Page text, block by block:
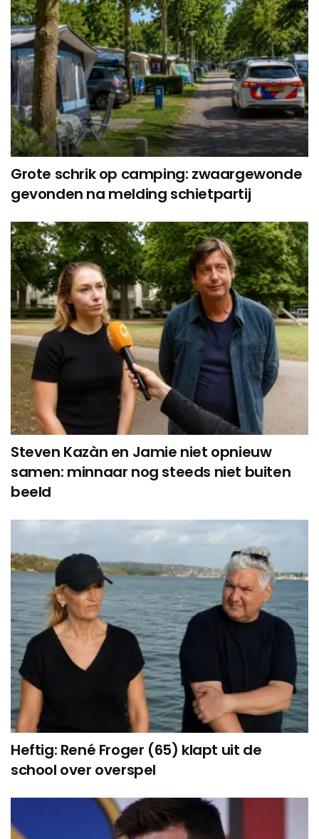
Grote schrik op camping: zwaargewonde
gevonden na melding schietpartij
Steven Kazàn en Jamie niet opnieuw
samen: minnaar nog steeds niet buiten
beeld
Heftig: René Froger (65) klapt uit de
school over overspel